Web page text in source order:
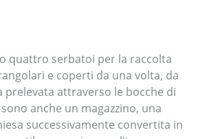
quattro serbatoi per la raccolta
e coperti da una volta, da
prelevata attraverso le bocche di
anche un magazzino, una
successivamente convertita in